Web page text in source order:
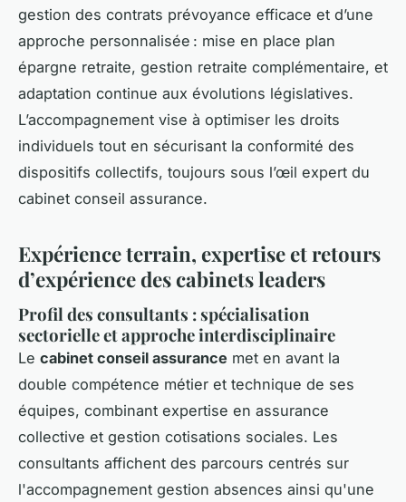
gestion des contrats prévoyance efficace et d’une
approche personnalisée : mise en place plan
épargne retraite, gestion retraite complémentaire, et
adaptation continue aux évolutions législatives.
L’accompagnement vise à optimiser les droits
individuels tout en sécurisant la conformité des
dispositifs collectifs, toujours sous l’œil expert du
cabinet conseil assurance.
Expérience terrain, expertise et retours
d’expérience des cabinets leaders
Profil des consultants : spécialisation
sectorielle et approche interdisciplinaire
Le cabinet conseil assurance met en avant la
double compétence métier et technique de ses
équipes, combinant expertise en assurance
collective et gestion cotisations sociales. Les
consultants affichent des parcours centrés sur
l'accompagnement gestion absences ainsi qu'une